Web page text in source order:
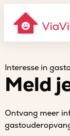
Interesse in
Meld
Ontvang meer